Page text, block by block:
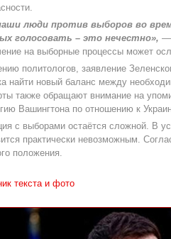
люди против выборов во
голосовать – это нечестно», —
на выборные процессы может
политологов, заявление
найти новый баланс между
также обращают внимание на
Вашингтона по отношению к
с выборами остаётся сложной. В
практически невозможным.
положения.
текста и фото